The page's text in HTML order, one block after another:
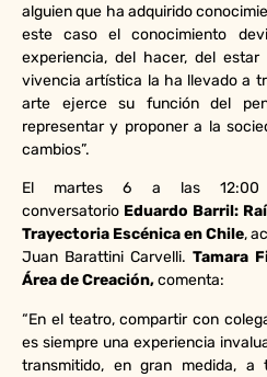
alguien que ha adquirido
este caso el conocimiento
experiencia, del hacer, del
vivencia artística la ha llevado a
arte ejerce su función del
representar y proponer a la
cambios”.
El martes 6 a las 12:00
conversatorio Eduardo Barril:
Trayectoria Escénica en Chile,
Juan Barattini Carvelli. Tamara
Área de Creación,comenta:
“En el teatro, compartir con
es siempre una experiencia
transmitido, en gran medida,